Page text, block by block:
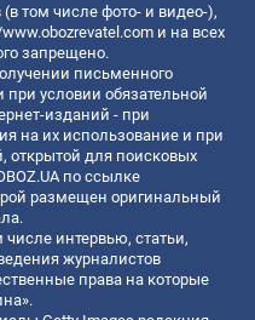
том числе фото- и видео-),
и на всех
запрещено.
письменного
условии обязательной
изданий - при
на их использование и при
открытой для поисковых
по ссылке
размещен оригинальный
интервью, статьи,
журналистов
права на которые